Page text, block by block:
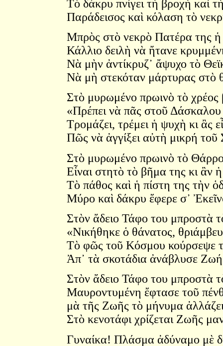
Τὸ δάκρυ πνίγει τὴ βροχὴ καὶ
Παράδεισος καὶ κόλαση τὸ
Μπρὸς στὸ νεκρὸ Πατέρα της
Κάλλιο δειλὴ νὰ ἤτανε
Νὰ μὴν ἀντίκρυζ᾿ ἄψυχο τὸ
Νὰ μὴ στεκόταν μάρτυρας στὸ
Στὸ μυρωμένο πρωινὸ τὸ
«Πρέπει νὰ πᾶς στοῦ
Τρομάζει, τρέμει ἡ ψυχὴ κι ἂς
Πῶς νὰ ἀγγίξει αὐτὴ μικρή
Στὸ μυρωμένο πρωινὸ τὸ
Εἶναι στητὸ τὸ βῆμα της κι ἂν
Τὸ πάθος καὶ ἡ πίστη της τὴν
Μύρο καὶ δάκρυ ἔφερε σ᾿
Στὸν ἄδειο Τάφο του μπροστὰ
«Νικήθηκε ὁ θάνατος,
Τὸ φῶς τοῦ Κόσμου κούρσεψε
Ἀπ᾿ τὰ σκοτάδια ἀνάβλυσε
Στὸν ἄδειο Τάφο του μπροστὰ
Μαυροντυμένη ἔφτασε τοῦ
μὰ τῆς Ζωῆς τὸ μήνυμα
Στὸ κενοτάφι χρίζεται Ζωῆς
Γυναίκα! Πλάσμα ἀδύναμο μὲ